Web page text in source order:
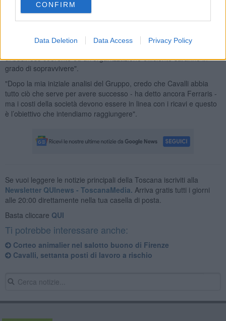
CONFIRM
Data Deletion Data Access Privacy Policy
“L’industria della moda sta attraversando tempi difficili, dettati da
spiegato l'amministratore delegato del gruppo Gian Giacomo
Ferraris - In questo contesto, solo i marchi iconici, con un modello
di business coerente ed un'organizzazione efficiente saranno in
grado di sopravvivere".
"Dopo la mia iniziale analisi del Gruppo, credo che Cavalli abbia
tutto ciò che serve per avere successo - ha detto ancora Ferraris -
ma i costi della società devono essere in linea con i ricavi e questo
è l’obiettivo che intendiamo raggiungere".
Se vuoi leggere le notizie principali della Toscana iscriviti alla
Newsletter QUInews - ToscanaMedia. Arriva gratis tutti i giorni
alle 20:00 direttamente nella tua casella di posta.
Basta cliccare QUI
Ti potrebbe interessare anche:
Corteo animalier nel salotto buono di Firenze
Cavalli, settanta posti di lavoro a rischio